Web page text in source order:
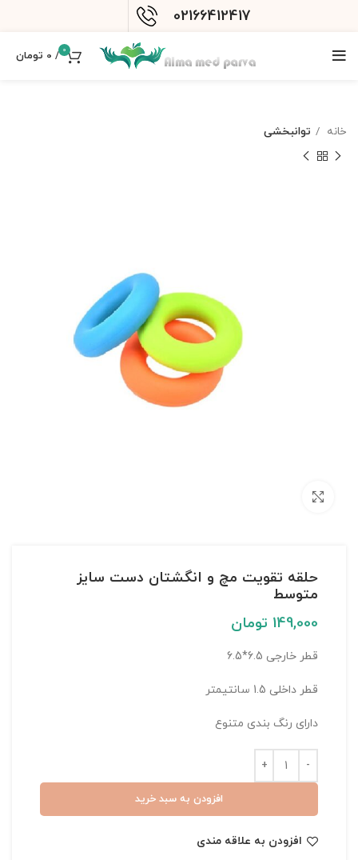
02166412417
0
/
0 تومان
خانه توانبخشی
حلقه تقویت مچ و انگشتان دست سایز
متوسط
149,000 تومان
قطر خارجی 6.5*6.5
قطر داخلی 1.5 سانتیمتر
دارای رنگ بندی متنوع
افزودن به سبد خرید
افزودن به علاقه مندی